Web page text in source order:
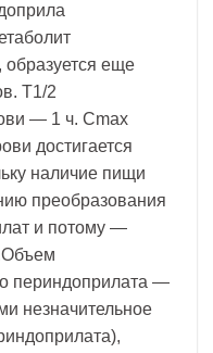
образуется еще
T1/2
— 1 ч. Cmax
достигается
наличие пищи
преобразования
и потому —
периндоприлата —
незначительное